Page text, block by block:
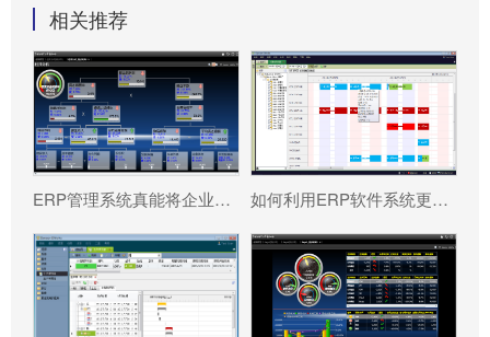
相关推荐
ERP管理系统真能将企业数据转化为可执行决策吗? 如何利用ERP软件系统更好提升企业运营效率?